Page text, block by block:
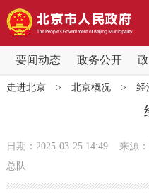
要闻动态 政务公开
要闻动态
党中央精神 国
走进北京> 北京概况> 经
日期：2025-03-25 14:49
来源
总队